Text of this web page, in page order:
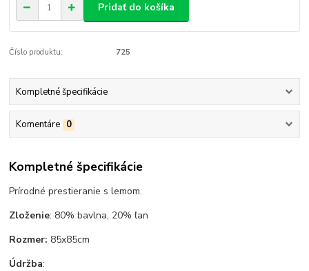
Pridať do košíka
Číslo produktu: 725
Kompletné špecifikácie
Komentáre 0
Kompletné špecifikácie
Prírodné prestieranie s lemom.
Zloženie: 80% bavlna, 20% ľan
Rozmer: 85x85cm
Údržba: